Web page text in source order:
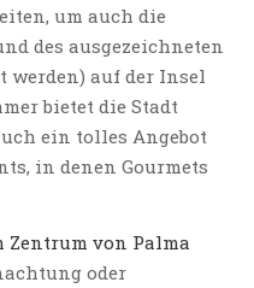
um auch die
des ausgezeichneten
auf der Insel
bietet die Stadt
ein tolles Angebot
in denen Gourmets
Zentrum von Palma
oder